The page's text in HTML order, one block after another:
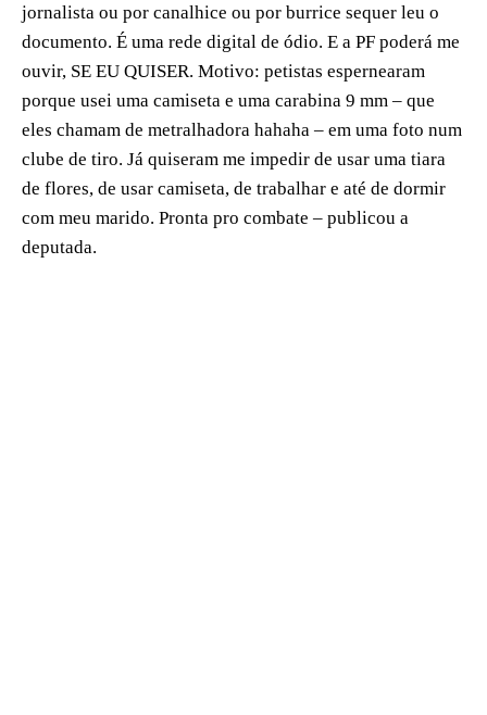
jornalista ou por canalhice ou por burrice sequer leu o
documento. É uma rede digital de ódio. E a PF poderá me
ouvir, SE EU QUISER. Motivo: petistas espernearam
porque usei uma camiseta e uma carabina 9 mm – que
eles chamam de metralhadora hahaha – em uma foto num
clube de tiro. Já quiseram me impedir de usar uma tiara
de flores, de usar camiseta, de trabalhar e até de dormir
com meu marido. Pronta pro combate – publicou a
deputada.